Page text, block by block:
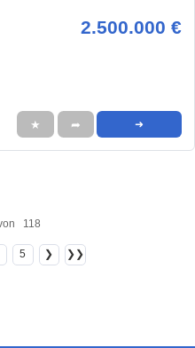
2.500.000 €
★ ➦ ➜
118
5 ❯ ❯❯